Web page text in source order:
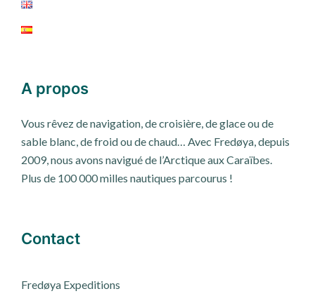
A propos
Vous rêvez de navigation, de croisière, de glace ou de
sable blanc, de froid ou de chaud… Avec Fredøya, depuis
2009, nous avons navigué de l’Arctique aux Caraïbes.
Plus de 100 000 milles nautiques parcourus !
Contact
Fredøya Expeditions